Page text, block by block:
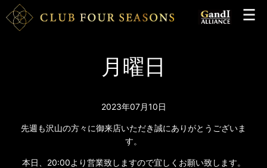
月曜日
2023年07月10日
先週も沢山の方々に御来店いただき誠にありがとうございま
す。
本日、20:00より営業致しますので宜しくお願い致します。